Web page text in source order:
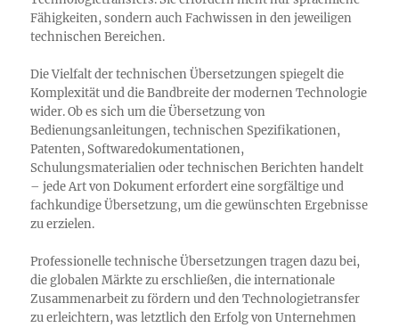
Fähigkeiten, sondern auch Fachwissen in den jeweiligen
technischen Bereichen.
Die Vielfalt der technischen Übersetzungen spiegelt die
Komplexität und die Bandbreite der modernen Technologie
wider. Ob es sich um die Übersetzung von
Bedienungsanleitungen, technischen Spezifikationen,
Patenten, Softwaredokumentationen,
Schulungsmaterialien oder technischen Berichten handelt
– jede Art von Dokument erfordert eine sorgfältige und
fachkundige Übersetzung, um die gewünschten Ergebnisse
zu erzielen.
Professionelle technische Übersetzungen tragen dazu bei,
die globalen Märkte zu erschließen, die internationale
Zusammenarbeit zu fördern und den Technologietransfer
zu erleichtern, was letztlich den Erfolg von Unternehmen